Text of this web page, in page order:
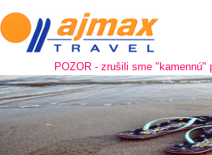
POZOR - zrušili sme "kamennú"